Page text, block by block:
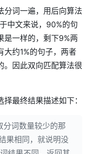
分词一遍，用后向算法
中文来说，90%的句
是一样的，剩下9%两
大约1%的句子，两者
。因此双向匹配算法很
最终结果描述如下：
分词数量较少的那
果相同，就说明没